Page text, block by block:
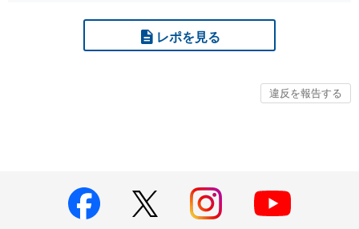
レポを見る